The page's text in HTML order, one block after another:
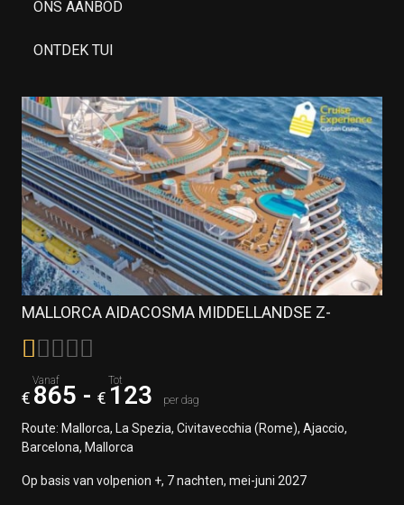
ONS AANBOD
ONTDEK TUI
MALLORCA AIDACOSMA MIDDELLANDSE Z-
865 - 123
Route: Mallorca, La Spezia, Civitavecchia (Rome), Ajaccio,
Barcelona, Mallorca
Op basis van volpenion +, 7 nachten, mei-juni 2027